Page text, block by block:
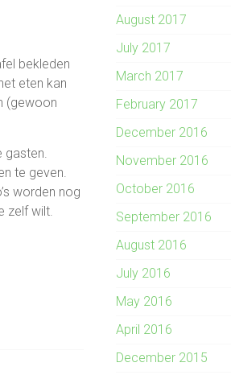
bekleden
eten kan
(gewoon
te geven.
worden nog
zelf wilt.
August 2017
July 2017
March 2017
February 2017
December 2016
November 2016
October 2016
September 2016
August 2016
July 2016
May 2016
April 2016
December 2015